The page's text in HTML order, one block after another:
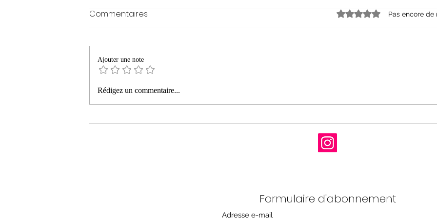
« La montagne ardente »
de Philippe Manevy aux
d’Alice Ferney aux Editions
Commentaires Noté 0 étoile sur 5.Pas encore de
Ajouter une note
Rédigez un commentaire...
Formulaire d'abonnement